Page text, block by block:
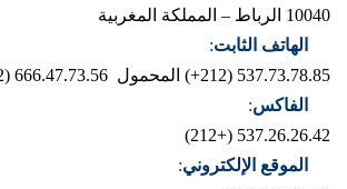
10040 الرباط – المملكة المغربية
الهاتف الثابت:
537.73.78.85 (212+)
المحمول 666.47.73.56 (212+)
الفاكس:
537.26.26.42 (+212)
الموقع الإلكتروني: